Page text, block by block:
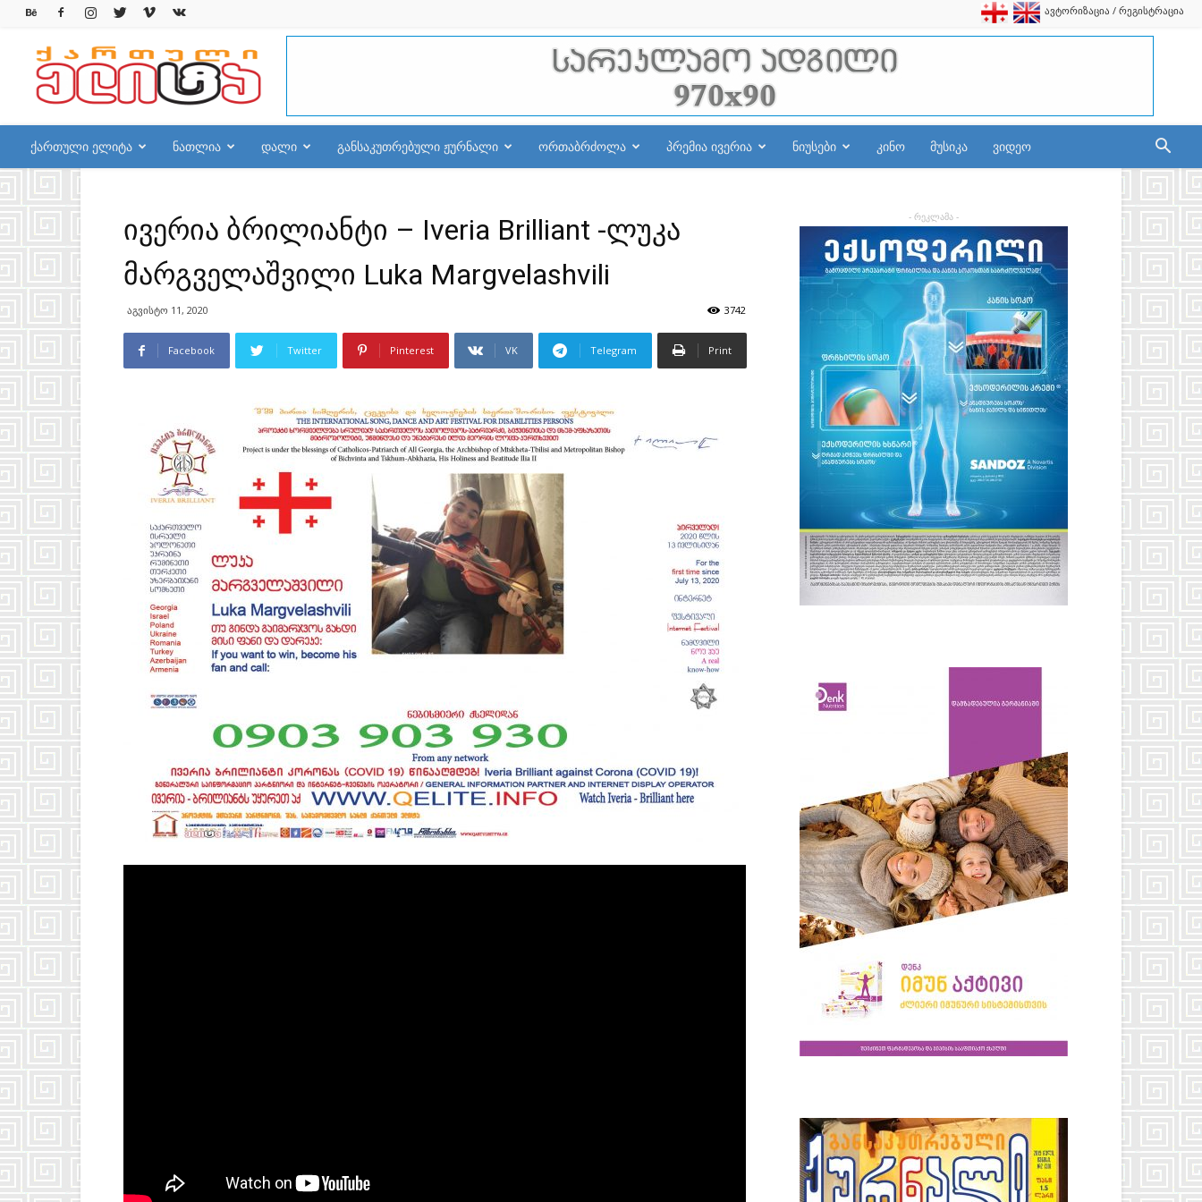
ავტორიზაცია / რეგისტრაცია
qelite.info
ქართული ელიტა ნათლია დალი განსაკუთრებული ჟურნალი ორთაბრძოლა პრემია ივერია ნიუსები კინო მუსიკა ვიდეო
ივერია ბრილიანტი – Iveria Brilliant -ლუკა
მარგველაშვილი Luka Margvelashvili
აგვისტო 11, 2020 3742
Facebook Twitter Pinterest VK Telegram Print
- რეკლამა -